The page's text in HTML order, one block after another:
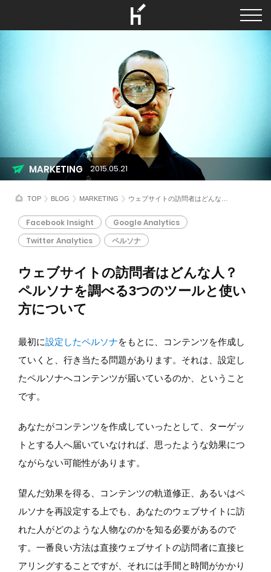
TOP BLOG MARKETING ウェブサイトの訪問者はどんな人？ ペルソナを調べる3つのツールと使い方について
ウェブサイトの訪問者はどんな人？
ペルソナを調べる3つのツールと使い
方について
Facebook Insight
Google Analytics
Twitter Analytics
ペルソナ
MARKETING 2015.05.21
最初に設定したペルソナをもとに、コンテンツを作成し
ていくと、行き当たる問題があります。それは、設定し
たペルソナへコンテンツが届いているのか、ということ
です。
あなたがコンテンツを作成していったとして、ターゲッ
トとする人へ届いていなければ、思ったような効果につ
ながらない可能性があります。
望んだ効果を得る、コンテンツの軌道修正、あるいはペ
ルソナを再設定する上でも、あなたのウェブサイトに訪
れた人がどのような人物なのかを知る必要があるので
す。一番良い方法は直接ウェブサイトの訪問者に直接ヒ
アリングすることですが、それには手間と時間がかかり